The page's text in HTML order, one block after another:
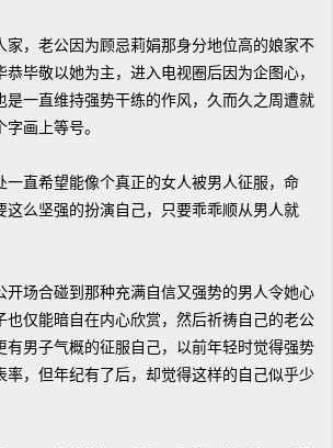
，老公因为顾忌莉娟那身分地位高的娘家不
毕敬以她为主，进入电视圈后因为企图心，
是一直维持强势干练的作风，久而久之周遭就
画上等号。
直希望能像个真正的女人被男人征服，命
这么坚强的扮演自己，只要乖乖顺从男人就
场合碰到那种充满自信又强势的男人令她心
也仅能暗自在内心欣赏，然后祈祷自己的老公
有男子气概的征服自己，以前年轻时觉得强势
率，但年纪有了后，却觉得这样的自己似乎少